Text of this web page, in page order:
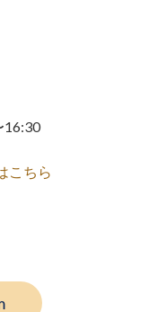
16:30
こちら